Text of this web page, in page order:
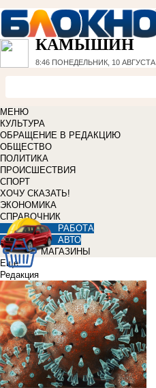
КАМЫШИН
8:46 ПОНЕДЕЛЬНИК, 10 АВГУСТА
МЕНЮ
КУЛЬТУРА
ОБРАЩЕНИЕ В РЕДАКЦИЮ
ОБЩЕСТВО
ПОЛИТИКА
ПРОИСШЕСТВИЯ
СПОРТ
ХОЧУ СКАЗАТЬ!
ЭКОНОМИКА
СПРАВОЧНИК
РАБОТА
АВТО
МАГАЗИНЫ
Еще
Редакция